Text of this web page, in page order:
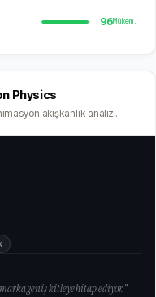
96Mükem.
Physics
akışkanlık analizi.
geniş kitleye hitap ediyor."